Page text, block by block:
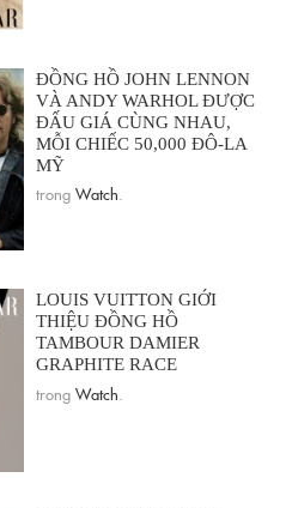
ĐỒNG HỒ JOHN LENNON
VÀ ANDY WARHOL ĐƯỢC
ĐẤU GIÁ CÙNG NHAU,
MỖI CHIẾC 50,000 ĐÔ-LA
MỸ
trong Watch
LOUIS VUITTON GIỚI
THIỆU ĐỒNG HỒ
TAMBOUR DAMIER
GRAPHITE RACE
trong Watch